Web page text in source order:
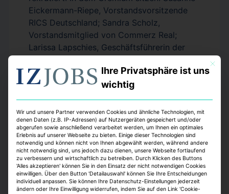
Eickermann-Riepe, Vorstandsvorsitzende
RICS Deutschland; Sandra Scholz,
Vorstandsmitglied von Commerz Real;
Larissa Lapschies, Geschäftsführerin der
Gründerin des Nachwuchsnetzwerks
Immobilienjunioren; Thomas Beyerle,
Valuation; Alexander Ubach-Utermöhl,
Geschäftsführer von blackprint Booster:
Andreas Schulten, Generalbevollmächtigter
bulwiengesa, und Thomas Porten,
Herausgeber der Immobilien Zeitung (IZ).
Die IZ ist exklusiver und eng begleitender
Mit
Ihre Privatsphäre ist uns
wichtig
Wir und unsere Partner verwenden Cookies und ähnliche Technologien, mit
denen Daten (z.B. IP-Adressen) auf Nutzergeräten gespeichert und/oder
abgerufen sowie anschließend verarbeitet werden, um Ihnen ein optimales
Erlebnis auf unserer Webseite zu bieten. Einige dieser Technologien sind
notwendig und können nicht von Ihnen abgewählt werden, während andere
nicht notwendig sind, uns jedoch dazu dienen, unsere Webseite fortlaufend
zu verbessern und wirtschaftlich zu betreiben. Durch Klicken des Buttons
'Alles akzeptieren' können Sie in den Einsatz der nicht notwendigen Cookies
einwilligen. Über den Button 'Detailauswahl' können Sie Ihre Entscheidungen
individuell anpassen. Sie können Ihre Datenschutz-Einstellungen jederzeit
ändern oder Ihre Einwilligung widerrufen, indem Sie auf den Link 'Cookie-